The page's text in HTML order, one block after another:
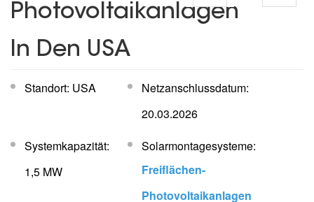
Photovoltaikanlagen
In Den USA
Standort: USA Netzanschlussdatum:
20.03.2026
Systemkapazität:
1,5 MW
Solarmontagesysteme:
Freiflächen-
Photovoltaikanlagen